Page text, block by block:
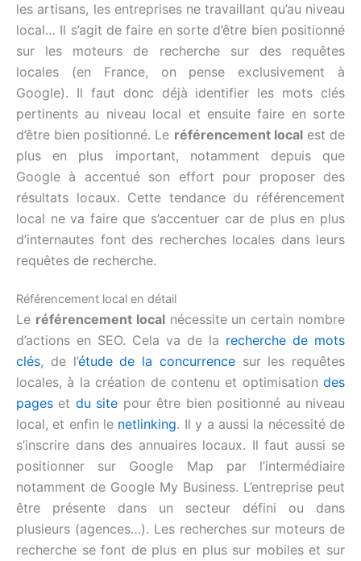
les artisans, les entreprises ne travaillant qu’au niveau
local… Il s’agit de faire en sorte d’être bien positionné
sur les moteurs de recherche sur des requêtes
locales (en France, on pense exclusivement à
Google). Il faut donc déjà identifier les mots clés
pertinents au niveau local et ensuite faire en sorte
d’être bien positionné. Le référencement localest de
plus en plus important, notamment depuis que
Google à accentué son effort pour proposer des
résultats locaux. Cette tendance du référencement
local ne va faire que s’accentuer car de plus en plus
d’internautes font des recherches locales dans leurs
requêtes de recherche.
Référencement local en détail
Le référencement localnécessite un certain nombre
d’actions en SEO. Cela va de la recherche de mots
clés, de l’étude de la concurrence sur les requêtes
locales, à la création de contenu et optimisation des
pages et du site pour être bien positionné au niveau
local, et enfin le netlinking. Il y a aussi la nécessité de
s’inscrire dans des annuaires locaux. Il faut aussi se
positionner sur Google Map par l’intermédiaire
notamment de Google My Business. L’entreprise peut
être présente dans un secteur défini ou dans
plusieurs (agences…). Les recherches sur moteurs de
recherche se font de plus en plus sur mobiles et sur